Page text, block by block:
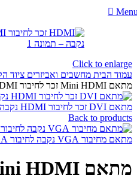
Click to enlarge
עמוד הבית מחשבים ואביזרים ציוד
מתאם Mini HDMI זכר לחיבור HDMI נקבה
מתאם DVI זכר לחיבור HDMI נקבה
Back to products
מתאם מחיבור VGA נקבה לחיבור VGA נקבה